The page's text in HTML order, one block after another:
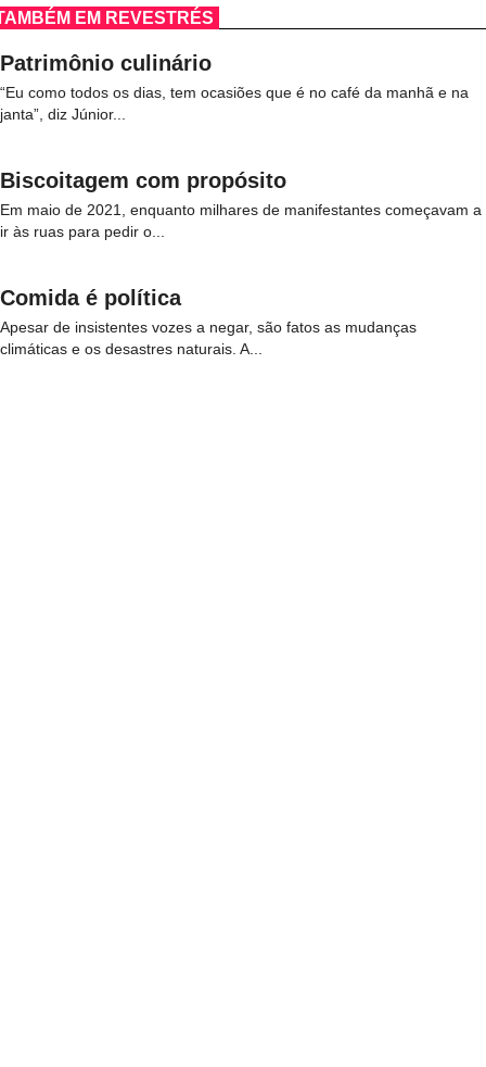
EM REVESTRÉS
Patrimônio culinário
“Eu como todos os dias, tem ocasiões que é no café da manhã e na
janta”, diz Júnior...
Biscoitagem com propósito
Em maio de 2021, enquanto milhares de manifestantes começavam a
ir às ruas para pedir o...
Comida é política
Apesar de insistentes vozes a negar, são fatos as mudanças
climáticas e os desastres naturais. A...